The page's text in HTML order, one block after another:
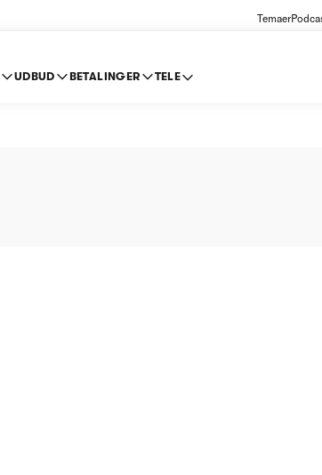
Temaer
UDBUD BETALINGER TELE